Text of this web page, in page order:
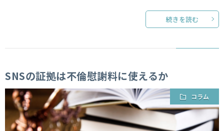
続きを読む
SNSの証拠は不倫慰謝料に使えるか
コラム